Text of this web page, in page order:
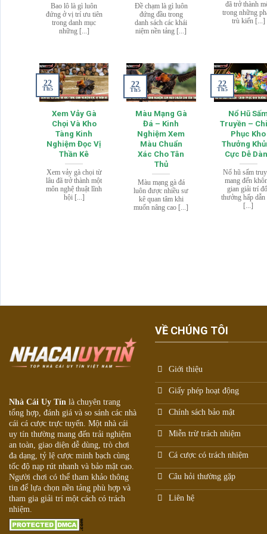
Bao lô là gì luôn
đứng ở vị trí ưu tiên
trong danh mục
những [...]
Đề chạm là gì luôn
đứng đầu trong
danh sách các khái
niệm nền tảng [...]
đã trở thành
trong những
trù kiến [...]
Xem Vảy Gà
Chọi Và Kho
Tàng Kinh
Nghiệm Đọc Vị
Thần Kê
Xem vảy gà chọi từ
lâu đã trở thành một
môn nghệ thuật lĩnh
hội [...]
22
Th5
Màu Mạng Gà
Đá – Kinh
Nghiệm Xem
Màu Chuẩn
Xác Cho Tân
Thủ
Màu mạng gà đá
luôn được nhiều sư
kê quan tâm khi
muốn nâng cao [...]
22
Th5
Nổ Hũ
Truyền –
Phục Kho
Thưởng
Cực Dễ
Nổ hũ sấm
mang đến
gian giải trí
thưởng hấp dẫn
[...]
22
Th5
Nhà Cái Uy Tín là chuyên trang
tổng hợp, đánh giá và so sánh các nhà
cái cá cược trực tuyến . Một nhà cái
uy tín thường mang đến trải nghiệm
an toàn, giao diện dễ dùng, trò chơi
đa dạng, tỷ lệ cược minh bạch cùng
tốc độ nạp rút nhanh và bảo mật cao.
Người chơi có thể tham khảo thông
tin để lựa chọn nền tảng phù hợp và
tham gia giải trí một cách có trách
nhiệm.
VỀ CHÚNG TÔI
Giới thiệu
Giấy phép hoạt động
Chính sách bảo mật
Miễn trừ trách nhiệm
Cá cược có trách nhiệm
Câu hỏi thường gặp
Liên hệ